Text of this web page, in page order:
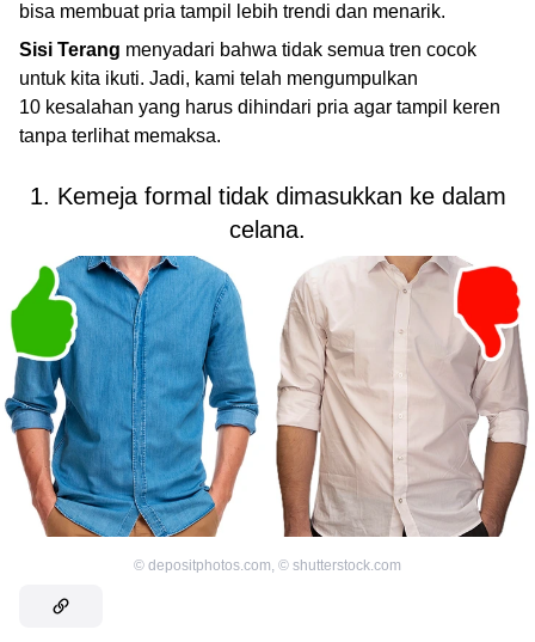
bisa membuat pria tampil lebih trendi dan menarik.
Sisi Terang menyadari bahwa tidak semua tren cocok
untuk kita ikuti. Jadi, kami telah mengumpulkan
10 kesalahan yang harus dihindari pria agar tampil keren
tanpa terlihat memaksa.
1. Kemeja formal tidak dimasukkan ke dalam
celana.
© depositphotos.com, © shutterstock.com